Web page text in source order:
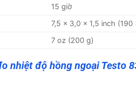
15 giờ
7,5 x 3,0 x 1,5 inch
7 oz (200 g)
nhiệt độ hồng ngoại Testo